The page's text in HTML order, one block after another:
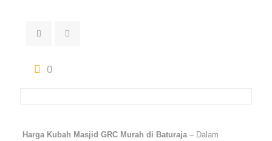
0
Harga Kubah Masjid GRC Murah di Baturaja– Dalam